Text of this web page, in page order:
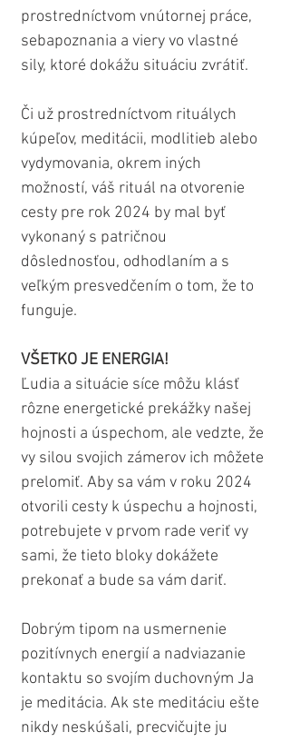
prostredníctvom vnútornej práce,
sebapoznania a viery vo vlastné
sily, ktoré dokážu situáciu zvrátiť.
Či už prostredníctvom rituálych
kúpeľov, meditácii, modlitieb alebo
vydymovania, okrem iných
možností, váš rituál na otvorenie
cesty pre rok 2024 by mal byť
vykonaný s patričnou
dôslednosťou, odhodlaním a s
veľkým presvedčením o tom, že to
funguje.
VŠETKO JE ENERGIA!
Ľudia a situácie síce môžu klásť
rôzne energetické prekážky našej
hojnosti a úspechom, ale vedzte, že
vy silou svojich zámerov ich môžete
prelomiť. Aby sa vám v roku 2024
otvorili cesty k úspechu a hojnosti,
potrebujete v prvom rade veriť vy
sami, že tieto bloky dokážete
prekonať a bude sa vám dariť.
Dobrým tipom na usmernenie
pozitívnych energií a nadviazanie
kontaktu so svojím duchovným Ja
je meditácia. Ak ste meditáciu ešte
nikdy neskúšali, precvičujte ju